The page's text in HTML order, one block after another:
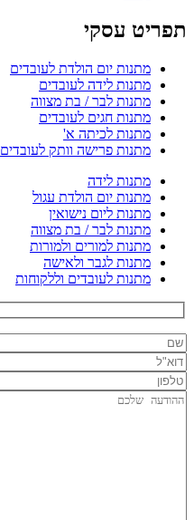
תפריט עסקי
מתנות יום הולדת לעובדים
מתנות לידה לעובדים
מתנות לבר / בת מצווה
מתנות חגים לעובדים
מתנות לכיתה א'
מתנות פרישה וותק לעובדים
מתנות לידה
מתנות יום הולדת עגול
מתנות ליום נישואין
מתנות לבר / בת מצווה
מתנות למורים ולמורות
מתנות לגבר ולאישה
מתנות לעובדים וללקוחות